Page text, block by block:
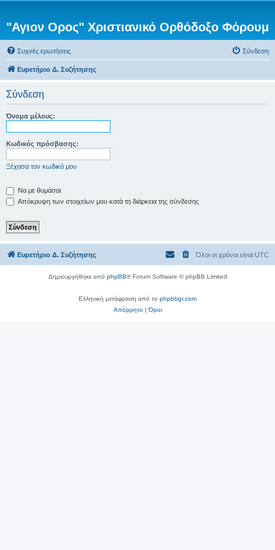
"Αγιον Ορος" Χριστιανικό Ορθόδοξο Φόρουμ
Συχνές ερωτήσεις Σύνδεση
Ευρετήριο Δ. Συζήτησης
Σύνδεση
Όνομα μέλους:
Κωδικός πρόσβασης:
Ξέχασα τον κωδικό μου
Να με θυμάσαι
Απόκρυψη των στοιχείων μου κατά τη διάρκεια της σύνδεσης
Ευρετήριο Δ. Συζήτησης Όλοι οι χρόνοι είναι UTC
Δημιουργήθηκε από phpBB® Forum Software © phpBB Limited
Ελληνική μετάφραση από το phpbbgr.com
Απόρρητο|Όροι